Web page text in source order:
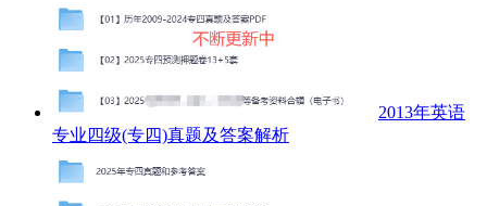
2013年英语
专业四级(专四)真题及答案解析